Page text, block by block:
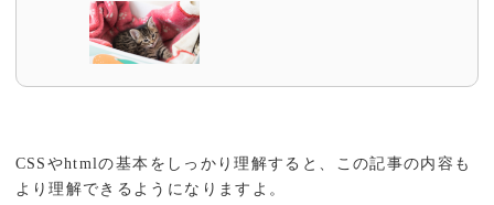
CSSやhtmlの基本をしっかり理解すると、この記事の内容も
より理解できるようになりますよ。